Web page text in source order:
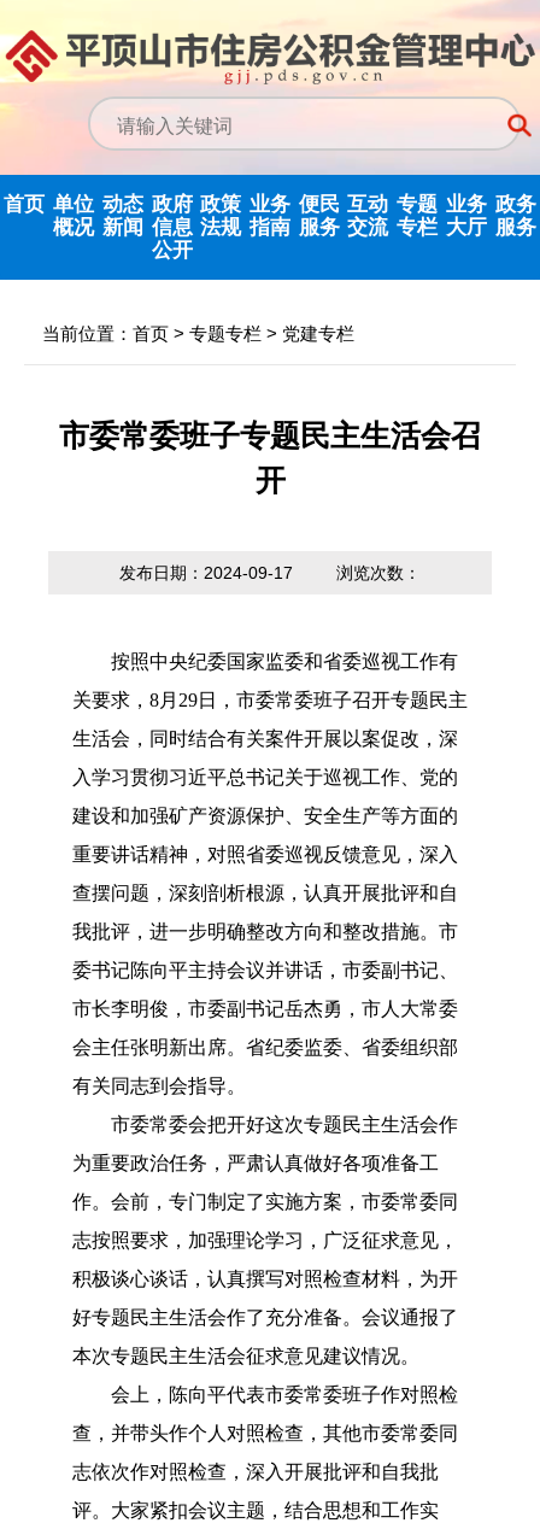
首页 单位
概况
中心领导
决策机构
动态
新闻
行业新闻
政府
信息
公开
信息公开制度
政府信息公开
年度报告
法定主动公开
政策
法规
国家政策法规
省级政策法规
市中心政策法
政策解读
业务
指南
提取业务指南
贷款业务指南
便民
服务
利率公告
常见问题
互动
交流
互动反馈
意见征集
专题
专栏
纪检监察
优化营商环境
业务
大厅
省政务
政务
服务
当前位置： 首页 > 专题专栏 > 党建专栏
市委常委班子专题民主生活会召
开
发布日期：2024-09-17 浏览次数：
按照中央纪委国家监委和省委巡视工作有
关要求， 8月29日，市委常委班子召开专题民主
生活会，同时结合有关案件开展以案促改，深
入学习贯彻习近平总书记关于巡视工作、党的
建设和加强矿产资源保护、安全生产等方面的
重要讲话精神，对照省委巡视反馈意见，深入
查摆问题，深刻剖析根源，认真开展批评和自
我批评，进一步明确整改方向和整改措施。市
委书记陈向平主持会议并讲话，市委副书记、
市长李明俊，市委副书记岳杰勇，市人大常委
会主任张明新出席。省纪委监委、省委组织部
有关同志到会指导。
市委常委会把开好这次专题民主生活会作
为重要政治任务，严肃认真做好各项准备工
作。会前，专门制定了实施方案，市委常委同
志按照要求，加强理论学习，广泛征求意见，
积极谈心谈话，认真撰写对照检查材料，为开
好专题民主生活会作了充分准备。会议通报了
本次专题民主生活会征求意见建议情况。
会上，陈向平代表市委常委班子作对照检
查，并带头作个人对照检查，其他市委常委同
志依次作对照检查，深入开展批评和自我批
评。大家紧扣会议主题，结合思想和工作实